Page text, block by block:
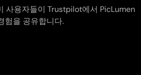
사용자들이 Trustpilot에서 PicLumen
험을 공유합니다.